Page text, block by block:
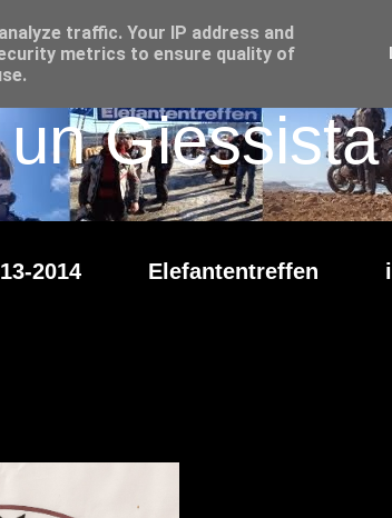
2014 Elefantentreffen
traffic. Your IP address and
metrics to ensure quality of